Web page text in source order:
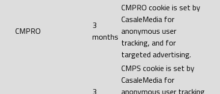
CMPRO
3
months
CMPRO cookie is set by
CasaleMedia for
anonymous user
tracking, and for
targeted advertising.
3
CMPS cookie is set by
CasaleMedia for
anonymous user tracking